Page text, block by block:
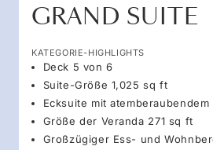
GRAND SUITE
KATEGORIE-HIGHLIGHTS
Deck 5 von 6
Suite-Größe 1,025 sq ft
Ecksuite mit
Größe der Veranda 271 sq ft
Großzügiger Ess- und